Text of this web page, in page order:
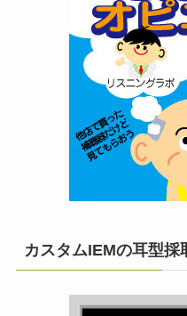
カスタムIEMの耳型